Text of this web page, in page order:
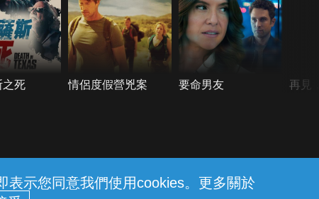
示您同意我們使用cookies。更多關於
之死 情侶度假營兇案 要命男友 再見